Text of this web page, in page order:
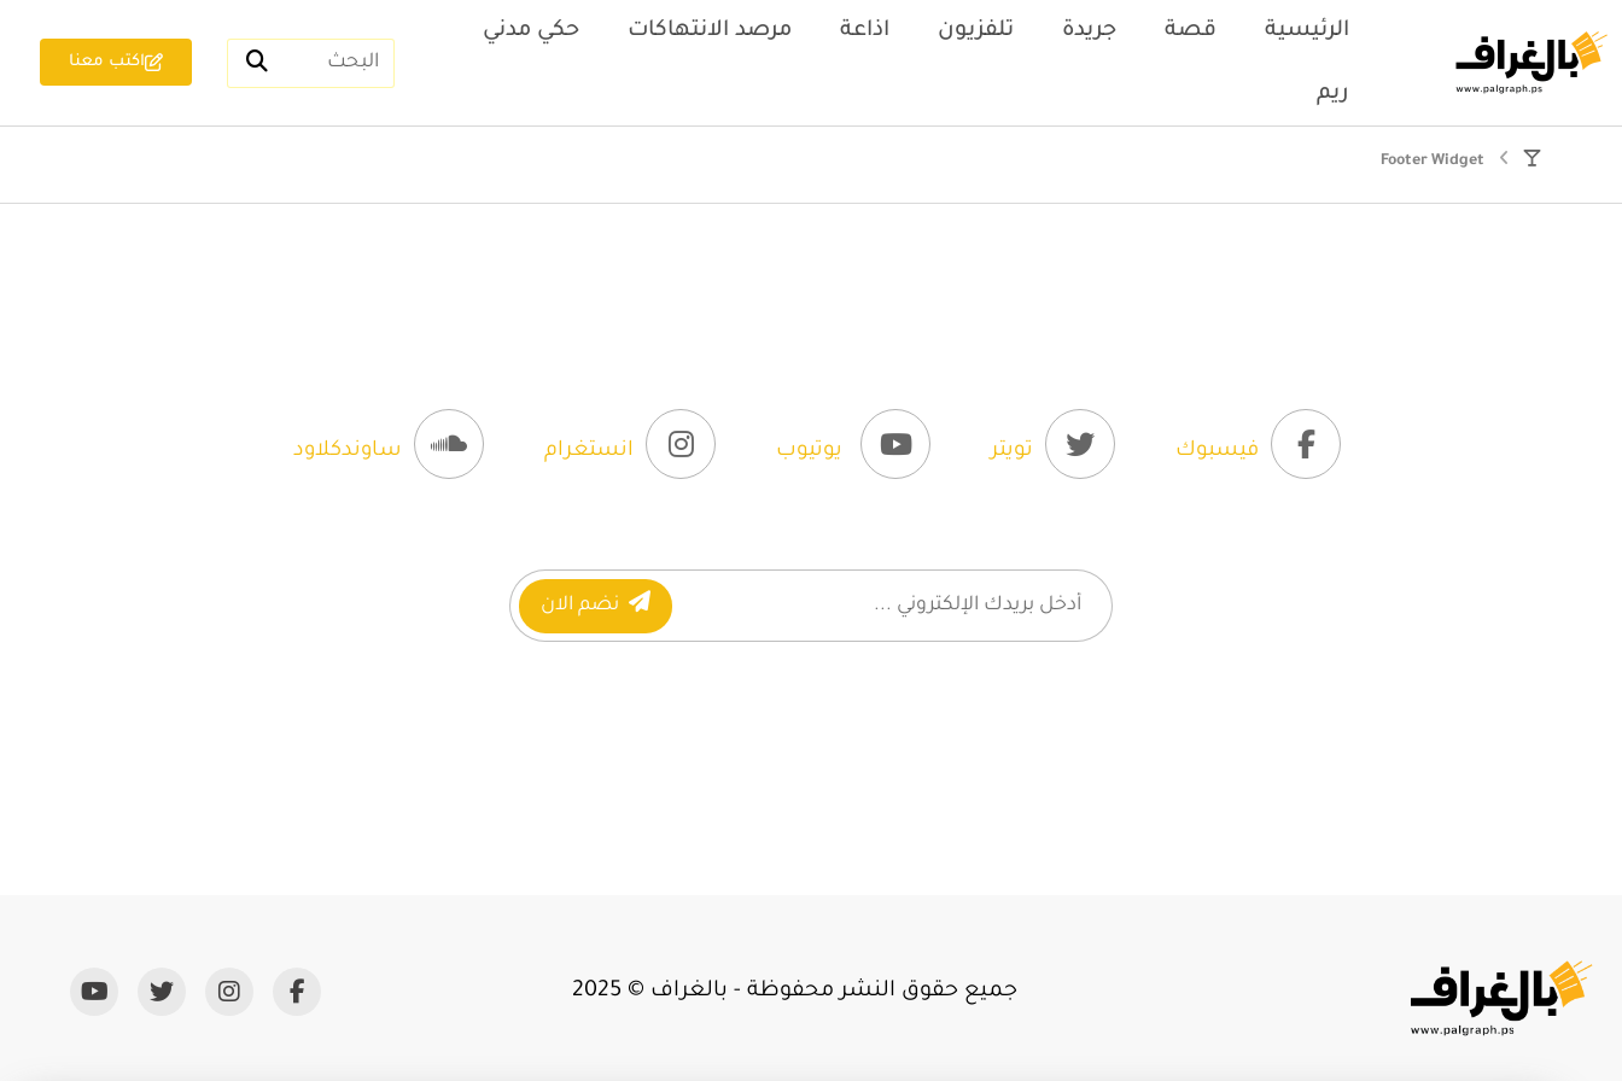
الرئيسية قصة جريدة تلفزيون اذاعة مرصد الانتهاكات حكي مدني
ريم
اكتب معنا
Footer Widget
فيسبوك تويتر يوتيوب انستغرام ساوندكلاود
نضم الان
جميع حقوق النشر محفوظة - بالغراف © 2025